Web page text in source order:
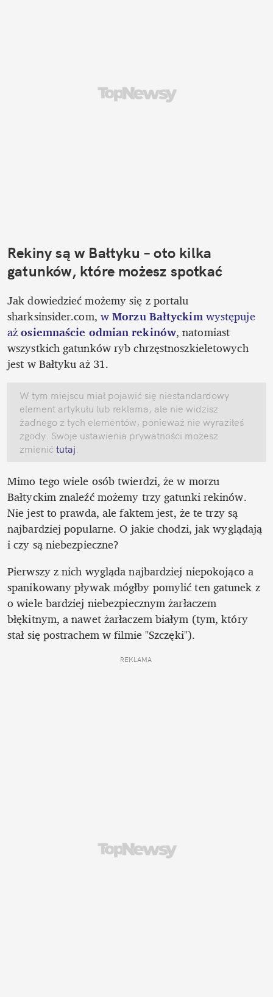
Rekiny są w Bałtyku – oto kilka
gatunków, które możesz spotkać
Jak dowiedzieć możemy się z portalu
sharksinsider.com, w Morzu Bałtyckim występuje
aż osiemnaście odmian rekinów, natomiast
wszystkich gatunków ryb chrzęstnoszkieletowych
jest w Bałtyku aż 31.
W tym miejscu miał pojawić się niestandardowy
element artykułu lub reklama, ale nie widzisz
żadnego z tych elementów, ponieważ nie wyraziłeś
zgody. Swoje ustawienia prywatności możesz
zmienić tutaj.
Mimo tego wiele osób twierdzi, że w morzu
Bałtyckim znaleźć możemy trzy gatunki rekinów.
Nie jest to prawda, ale faktem jest, że te trzy są
najbardziej popularne. O jakie chodzi, jak wyglądają
i czy są niebezpieczne?
Pierwszy z nich wygląda najbardziej niepokojąco a
spanikowany pływak mógłby pomylić ten gatunek z
o wiele bardziej niebezpiecznym żarłaczem
błękitnym, a nawet żarłaczem białym (tym, który
stał się postrachem w filmie "Szczęki").
REKLAMA